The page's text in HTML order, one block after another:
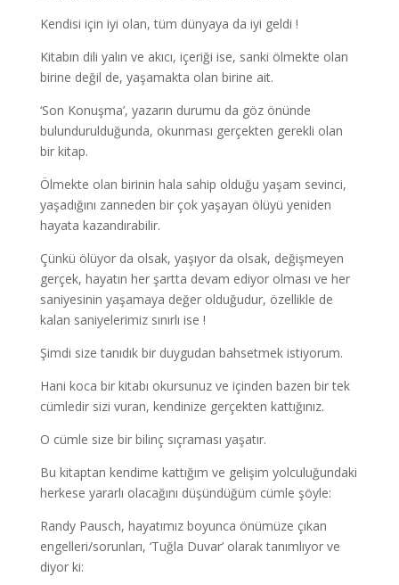
Kendisi için iyi olan, tüm dünyaya da iyi geldi !
Kitabın dili yalın ve akıcı, içeriği ise, sanki ölmekte olan
birine değil de, yaşamakta olan birine ait.
‘Son Konuşma’, yazarın durumu da göz önünde
bulundurulduğunda, okunması gerçekten gerekli olan
bir kitap.
Ölmekte olan birinin hala sahip olduğu yaşam sevinci,
yaşadığını zanneden bir çok yaşayan ölüyü yeniden
hayata kazandırabilir.
Çünkü ölüyor da olsak, yaşıyor da olsak, değişmeyen
gerçek, hayatın her şartta devam ediyor olması ve her
saniyesinin yaşamaya değer olduğudur, özellikle de
kalan saniyelerimiz sınırlı ise !
Şimdi size tanıdık bir duygudan bahsetmek istiyorum.
Hani koca bir kitabı okursunuz ve içinden bazen bir tek
cümledir sizi vuran, kendinize gerçekten kattığınız.
O cümle size bir bilinç sıçraması yaşatır.
Bu kitaptan kendime kattığım ve gelişim yolculuğundaki
herkese yararlı olacağını düşündüğüm cümle şöyle:
Randy Pausch, hayatımız boyunca önümüze çıkan
engelleri/sorunları, ‘Tuğla Duvar’ olarak tanımlıyor ve
diyor ki: